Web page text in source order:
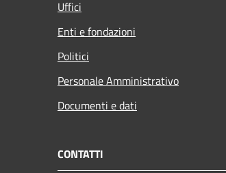
Uffici
Enti e fondazioni
Politici
Personale Amministrativo
Documenti e dati
CONTATTI